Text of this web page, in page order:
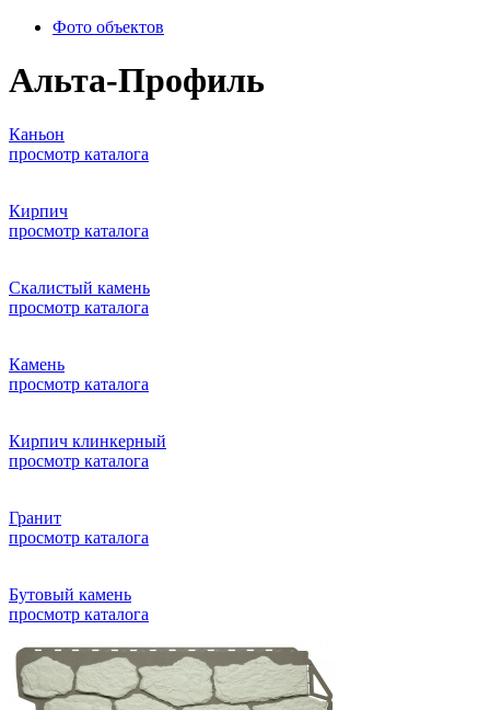
Фото объектов
Альта-Профиль
Каньон
просмотр каталога
Кирпич
просмотр каталога
Скалистый камень
просмотр каталога
Камень
просмотр каталога
Кирпич клинкерный
просмотр каталога
Гранит
просмотр каталога
Бутовый камень
просмотр каталога